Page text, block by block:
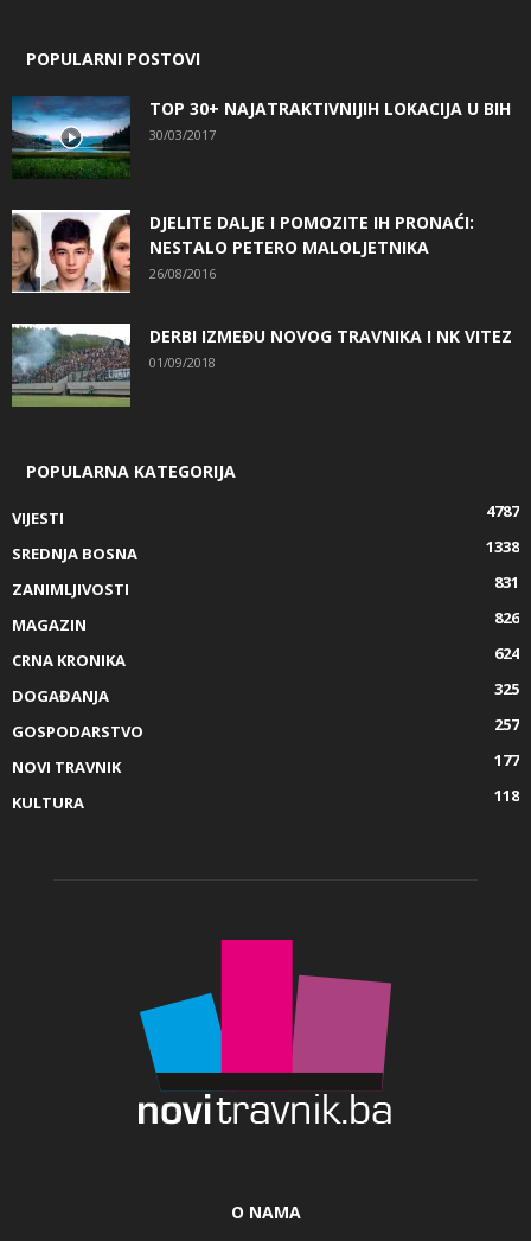
POPULARNI POSTOVI
TOP 30+ NAJATRAKTIVNIJIH LOKACIJA U BIH
30/03/2017
DJELITE DALJE I POMOZITE IH PRONAĆI:
NESTALO PETERO MALOLJETNIKA
26/08/2016
DERBI IZMEĐU NOVOG TRAVNIKA I NK VITEZ
01/09/2018
POPULARNA KATEGORIJA
VIJESTI
4787
SREDNJA BOSNA
1338
ZANIMLJIVOSTI
831
MAGAZIN
826
CRNA KRONIKA
624
DOGAĐANJA
325
GOSPODARSTVO
257
NOVI TRAVNIK
177
KULTURA
118
O NAMA